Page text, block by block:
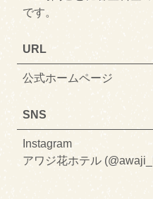
です。
URL
公式ホームページ
SNS
Instagram
アワジ花ホテル